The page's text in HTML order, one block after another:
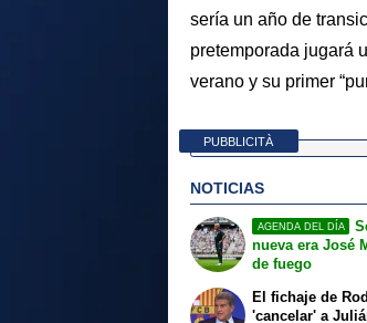
sería un año de
pretemporada jugará
verano y su primer
PUBBLICITÀ
NOTICIAS
AGENDA DEL DÍA
nueva era José
de fuego
El fichaje de
'cancelar' a